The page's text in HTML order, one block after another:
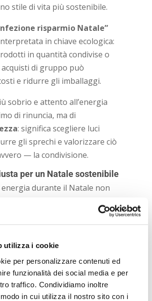
utilizza i cookie
per personalizzare contenuti ed
funzionalità dei social media e per
traffico. Condividiamo inoltre
in cui utilizza il nostro sito con i
stile di vita più sostenibile.
risparmio Natale”
in chiave ecologica:
in quantità condivise o
di gruppo può
e ridurre gli imballaggi.
sobrio e attento all’energia
di rinuncia, ma di
: significa scegliere luci
gli sprechi e valorizzare ciò
— la condivisione.
per un Natale sostenibile
durante il Natale non
sostenibile è anche un
impegnata nella
pulita e soluzioni per
promuove uno stile di
risorse e all’ambiente.